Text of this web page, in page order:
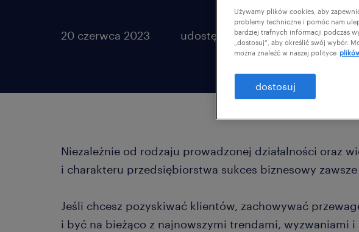
20 czerwca 2023 udostępnij artykuł:
Niezależnie od rodzaju prowadzonej działalności oraz
i charakteru przedsiębiorstwa sukces biznesowy
Jeśli chcesz pozyskiwać klientów, zachowywać
i być na bieżąco z najnowszymi trendami, wyzwaniami
Używamy plików cookies, aby
problemy techniczne i pomóc nam
bardziej trafnych informacji podczas
„dostosuj”, aby określić swój wybór.
można znaleźć w naszej polityce
dostosuj